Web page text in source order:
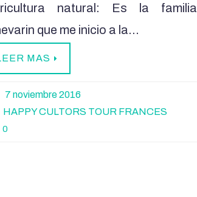
natural: Es la familia
que me inicio a la…
MAS
7 noviembre 2016
HAPPY CULTORS TOUR FRANCES
0